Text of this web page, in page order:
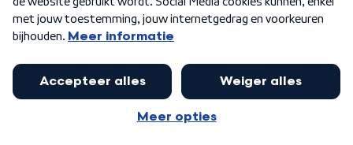
00s
KEN JE DEZE NOG
Tijd Genoeg